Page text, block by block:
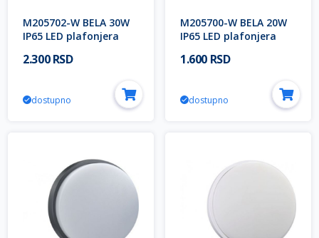
M205702-W BELA 30W
IP65 LED plafonjera
300x55mm 3Y Mitea
2.300 RSD
dostupno
M205700-W BELA 20W
IP65 LED plafonjera
200x55mm 3Y Mitea
1.600 RSD
dostupno